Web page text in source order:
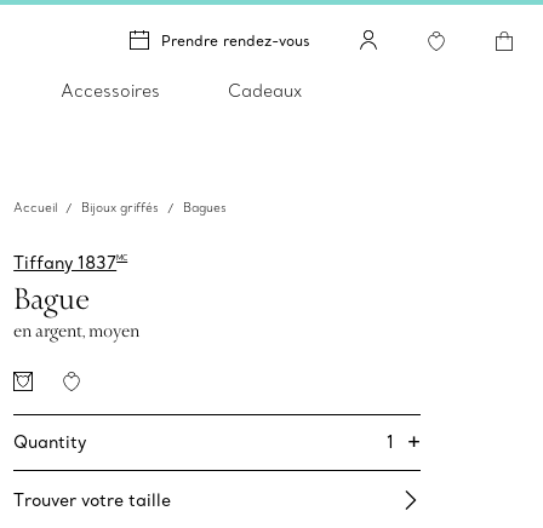
Prendre rendez-vous
Accessoires Cadeaux
Accueil Bijoux griffés Bagues
Tiffany 1837MC
Bague
en argent, moyen
Quantity 1 +
Trouver votre taille